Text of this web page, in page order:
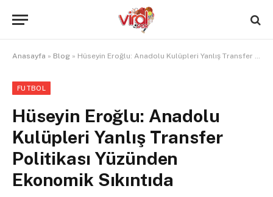
Anasayfa » Blog » Hüseyin Eroğlu: Anadolu Kulüpleri Yanlış Transfer Politikası Yüzünden Ekonomik Sıkıntıda
FUTBOL
Hüseyin Eroğlu: Anadolu
Kulüpleri Yanlış Transfer
Politikası Yüzünden
Ekonomik Sıkıntıda